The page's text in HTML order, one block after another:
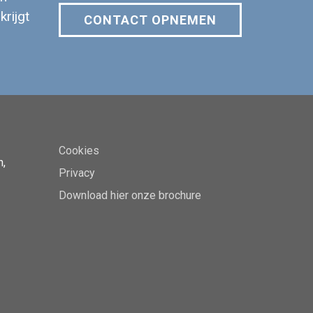
CONTACT OPNEMEN
Cookies
Privacy
Download hier onze brochure